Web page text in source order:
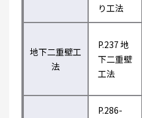
り工法
地下二重壁工
法
P.237 地
下二重壁
工法
P.286-